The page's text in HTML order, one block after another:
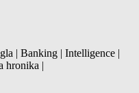
| Banking | Intelligence |
hronika |